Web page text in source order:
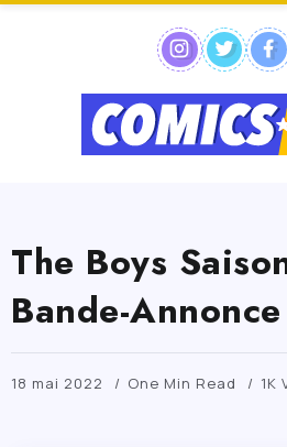
The Boys
Bande-
18 mai 2022 One Min Read 1K